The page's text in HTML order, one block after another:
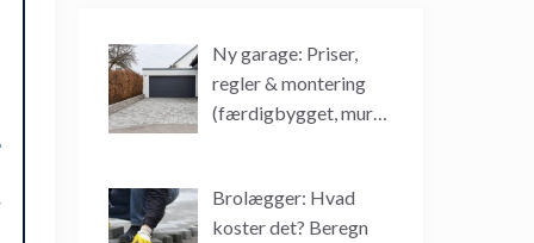
Ny garage: Priser,
regler & montering
(færdigbygget, mur…
Brolægger: Hvad
koster det? Beregn